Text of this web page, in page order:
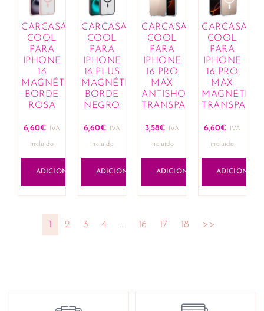
CARCASA
COOL
PARA
IPHONE
16
MAGNÉTICA
BORDE
ROSA
6,60€ IVA
incluido
ADICIONAR
CARCASA
COOL
PARA
IPHONE
16 PLUS
MAGNÉTICA
BORDE
NEGRO
6,60€ IVA
incluido
ADICIONAR
CARCASA
COOL
PARA
IPHONE
16 PRO
MAX
ANTISHOCK
TRANSPARENTE
3,58€ IVA
incluido
ADICIONAR
CARCASA
COOL
PARA
IPHONE
16 PRO
MAX
MAGNÉTICA
6,60€ IVA
incluido
ADICIONAR
1 2 3 4 … 16 17 18 >>